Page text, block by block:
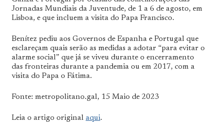
Jornadas Mundiais da Juventude, de 1 a 6 de agosto, em
Lisboa, e que incluem a visita do Papa Francisco.
Benítez pediu aos Governos de Espanha e Portugal que
esclareçam quais serão as medidas a adotar “para evitar o
alarme social” que já se viveu durante o encerramento
das fronteiras durante a pandemia ou em 2017, com a
visita do Papa o Fátima.
Fonte: metropolitano.gal, 15 Maio de 2023
Leia o artigo original aqui.